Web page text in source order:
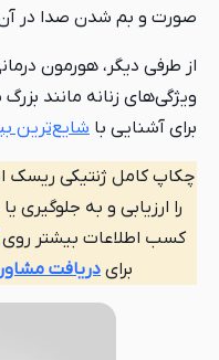
صورت و بم شدن صدا در
از طرفی دیگر، هورمون
ویژگی‌های زنانه مانند
برای آشنایی با شایع‌ترین
چکاپ کامل ژنتیکی ریسک
را ارزیابی و به جلوگیری
کسب اطلاعات بیشتر روی
برای دریافت